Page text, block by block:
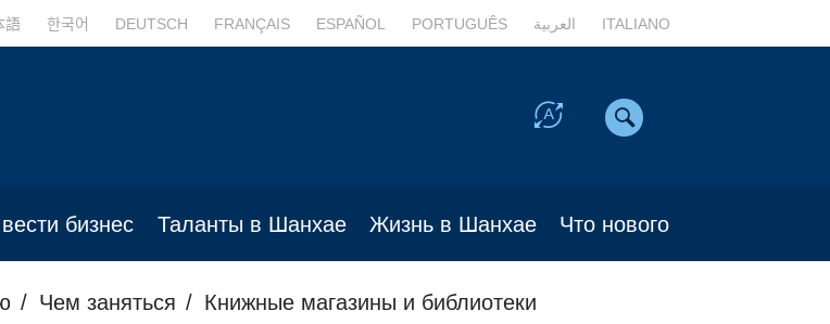
語 한국어 DEUTSCH FRANÇAIS ESPAÑOL PORTUGUÊS العربية ITALIANO
бизнес Таланты в Шанхае Жизнь в Шанхае Что нового
Чем заняться Книжные магазины и библиотеки